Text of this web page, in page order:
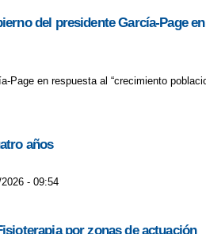
del presidente García-Page
en respuesta al “crecimiento
años
- 09:54
por zonas de actuación